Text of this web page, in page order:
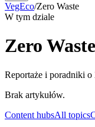
VegEco/Zero Waste
W tym dziale
Zero Waste
Reportaże i poradniki
Brak artykułów.
Content hubsAll topics